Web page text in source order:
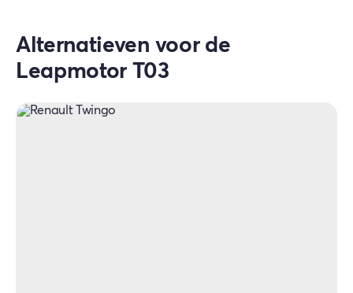
van wat als eerste wordt bereikt.
Alternatieven voor de
Leapmotor T03